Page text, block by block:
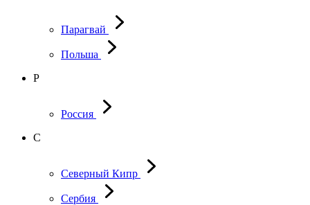
Парагвай
Польша
Р
Россия
С
Северный Кипр
Сербия